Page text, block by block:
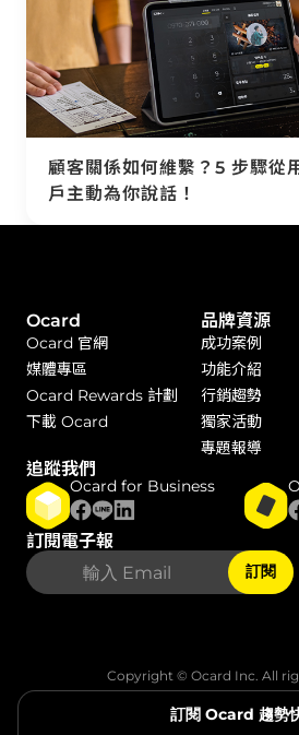
訂閱 Ocard 趨勢
顧客關係如何維繫？5 步驟從
戶主動為你說話！
Ocard
Ocard 官網
媒體專區
Ocard Rewards 計劃
下載 Ocard
品牌資源
成功案例
功能介紹
行銷趨勢
獨家活動
專題報導
追蹤我們
Ocard for Business
訂閱電子報
訂閱
Copyright © Ocard Inc. All
隱私權政策